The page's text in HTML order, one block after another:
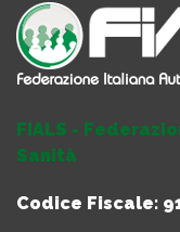
FIALS -
Sanità
Codice Fiscale: